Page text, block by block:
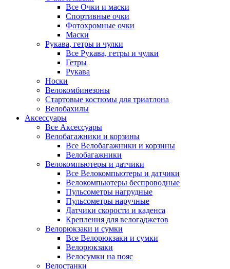
Все Очки и маски
Спортивные очки
Фотохромные очки
Маски
Рукава, гетры и чулки
Все Рукава, гетры и чулки
Гетры
Рукава
Носки
Велокомбинезоны
Стартовые костюмы для триатлона
Велобахилы
Аксессуары
Все Аксессуары
Велобагажники и корзины
Все Велобагажники и корзины
Велобагажники
Велокомпьютеры и датчики
Все Велокомпьютеры и датчики
Велокомпьютеры беспроводные
Пульсометры нагрудные
Пульсометры наручные
Датчики скорости и каденса
Крепления для велогаджетов
Велорюкзаки и сумки
Все Велорюкзаки и сумки
Велорюкзаки
Велосумки на пояс
Велостанки